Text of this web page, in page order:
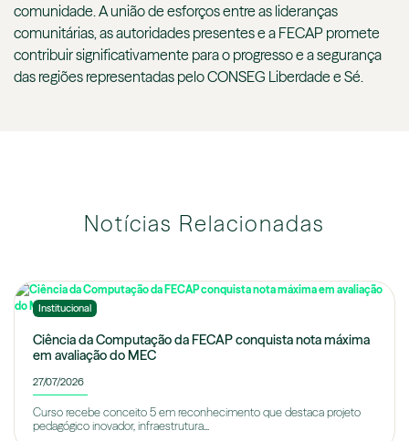
comunidade. A união de esforços entre as lideranças
comunitárias, as autoridades presentes e a FECAP promete
contribuir significativamente para o progresso e a segurança
das regiões representadas pelo CONSEG Liberdade e Sé.
Notícias Relacionadas
Institucional
Ciência da Computação da FECAP conquista nota máxima
em avaliação do MEC
27/07/2026
Curso recebe conceito 5 em reconhecimento que destaca projeto
pedagógico inovador, infraestrutura...